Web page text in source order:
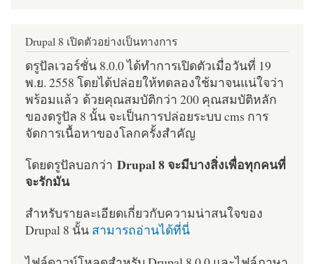
Drupal 8 เปิดตัวอย่างเป็นทางการ
ดรูปัลเวอร์ชั่น 8.0.0 ได้ทำการเปิดตัวเมื่อวันที่ 19
พ.ย. 2558 โดยได้ปล่อยให้ทดลองใช้มาจนแน่ใจว่า
พร้อมแล้ว ด้วยคุณสมบัติกว่า 200 คุณสมบัติหลัก
ของดรูปัล 8 นั้น จะเป็นการปล่อยระบบ cms การ
จัดการเนื้อหาของโลกครั้งสำคัญ
โดยดรูปัลบอกว่า Drupal 8 จะมีบางสิ่งเพื่อทุกคนที่
จะรักมัน
สำหรับรายละเอียดเกี่ยวกับความน่าสนใจของ
Drupal 8 นั้น สามารถอ่านได้ที่นี่